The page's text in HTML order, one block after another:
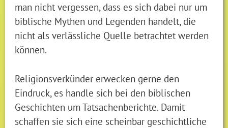
man nicht vergessen, dass es sich dabei nur um
biblische Mythen und Legenden handelt, die
nicht als verlässliche Quelle betrachtet werden
können.
Religionsverkünder erwecken gerne den
Eindruck, es handle sich bei den biblischen
Geschichten um Tatsachenberichte. Damit
schaffen sie sich eine scheinbar geschichtliche